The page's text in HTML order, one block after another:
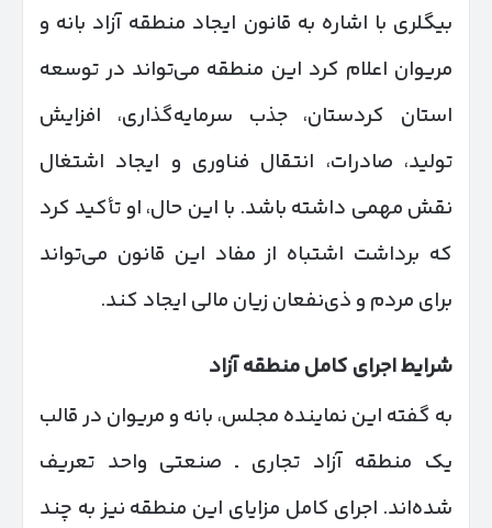
بیگلری با اشاره به قانون ایجاد منطقه آزاد بانه و
مریوان اعلام کرد این منطقه می‌تواند در توسعه
استان کردستان، جذب سرمایه‌گذاری، افزایش
تولید، صادرات، انتقال فناوری و ایجاد اشتغال
نقش مهمی داشته باشد. با این حال، او تأکید کرد
که برداشت اشتباه از مفاد این قانون می‌تواند
برای مردم و ذی‌نفعان زیان مالی ایجاد کند.
شرایط اجرای کامل منطقه آزاد
به گفته این نماینده مجلس، بانه و مریوان در قالب
یک منطقه آزاد تجاری ـ صنعتی واحد تعریف
شده‌اند. اجرای کامل مزایای این منطقه نیز به چند